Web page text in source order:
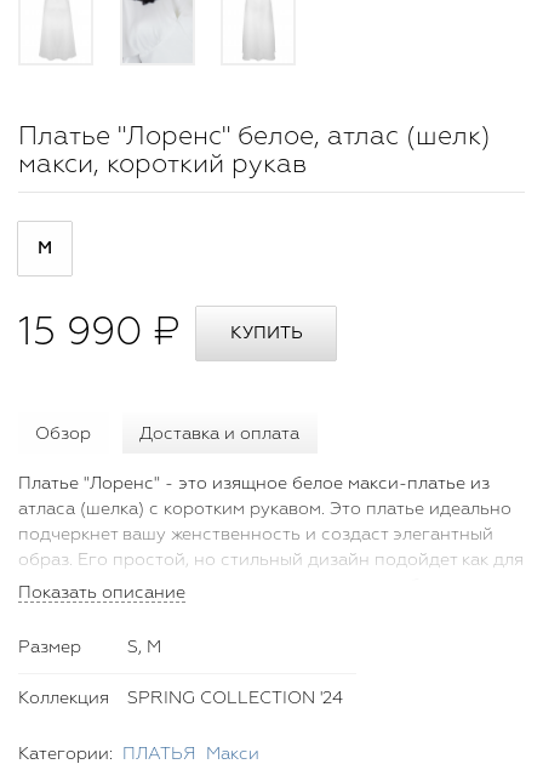
Платье "Лоренс" белое, атлас (шелк)
макси, короткий рукав
M
15 990 ₽
Обзор Доставка и оплата
Платье "Лоренс" - это изящное белое макси-платье из
атласа (шелка) с коротким рукавом. Это платье идеально
подчеркнет вашу женственность и создаст элегантный
образ. Его простой, но стильный дизайн подойдет как для
повседневного использования, так и для особых случаев.
короткий рукав добавляет нежности и утонченности
образу. Платье "Лоренс" станет прекрасным дополнением
к вашему гардеробу и привлечет восхищенные взгляды
Показать описание
Размер S, M
Коллекция SPRING COLLECTION '24
Категории: ПЛАТЬЯ Макси